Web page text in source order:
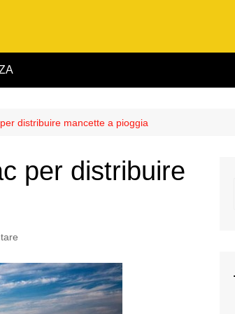
distribuire mancette a pioggia
per distribuire